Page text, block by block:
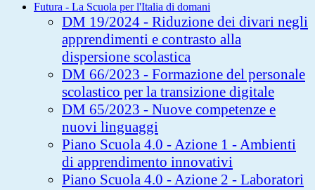
Futura - La Scuola per l'Italia di domani
DM 19/2024 - Riduzione dei divari negli
apprendimenti e contrasto alla
dispersione scolastica
DM 66/2023 - Formazione del personale
scolastico per la transizione digitale
DM 65/2023 - Nuove competenze e
nuovi linguaggi
Piano Scuola 4.0 - Azione 1 - Ambienti
di apprendimento innovativi
Piano Scuola 4.0 - Azione 2 - Laboratori